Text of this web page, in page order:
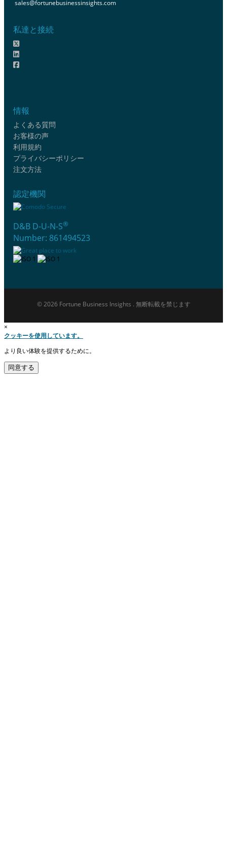
sales@fortunebusinessinsights.com
私達と接続
情報
よくある質問
お客様の声
利用規約
プライバシーポリシー
注文方法
認定機関
D&B D-U-N-S®
Number: 861494523
© 2026 Fortune Business Insights . 無断転載を禁じます
×
クッキーを使用しています。
より良い体験を提供するために。
同意する